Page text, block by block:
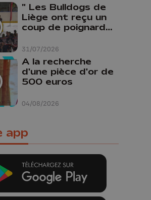
31/07/2026
" Les Bulldogs de
Liège ont reçu un
coup de poignard
04/08/2026
A la recherche
d'une pièce d'or de
500 euros
app